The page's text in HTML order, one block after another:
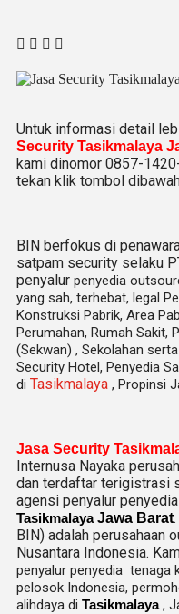
Untuk informasi detail
Security Tasikmalaya
kami dinomor 0857-
tekan klik tombol
BIN berfokus di
satpam security selaku
penyalur penyedia
yang sah, terhebat, legal
Konstruksi Pabrik, Area
Perumahan, Rumah Sakit,
(Sekwan) , Sekolahan
Security Hotel, Penyedia
di Tasikmalaya , Propinsi
Jasa Security
Internusa Nayaka
dan terdaftar terigistrasi
agensi penyalur penyedia
TasikmalayaJawa Barat
BIN) adalah perusahaan
Nusantara Indonesia.
penyalur penyedia tenaga
pelosok Indonesia,
alihdaya di Tasikmalaya,